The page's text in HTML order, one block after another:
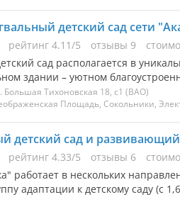
детский сад сети
рейтинг 4.11/5 отзывы 9
сад располагается в
здании – уютном
Большая Тихоновская 18, с1 (ВАО)
Площадь, Сокольники,
детский сад и
рейтинг 4.33/5 отзывы 6
работает в нескольких
адаптации к детскому саду (с